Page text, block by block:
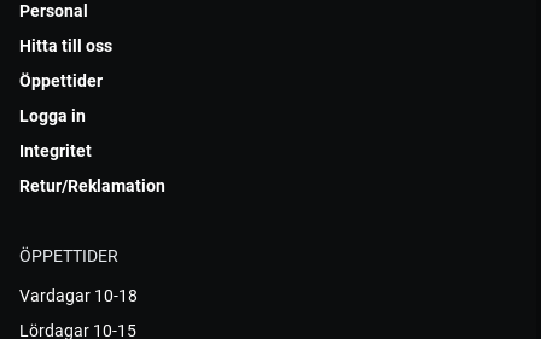
Personal
Hitta till oss
Öppettider
Logga in
Integritet
Retur/Reklamation
ÖPPETTIDER
Vardagar 10-18
Lördagar 10-15